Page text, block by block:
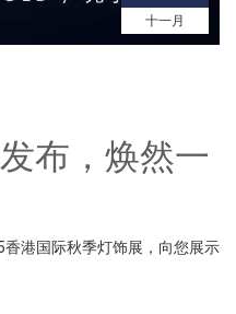
十一月
布，焕然一
港国际秋季灯饰展，向您展示